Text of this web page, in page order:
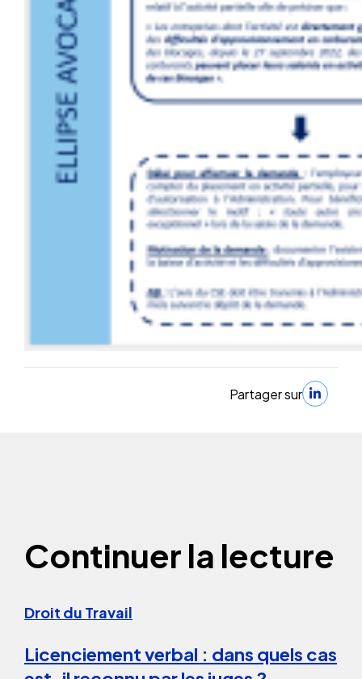
Partager sur
Continuer la lecture
Droit du Travail
Licenciement verbal : dans quels cas